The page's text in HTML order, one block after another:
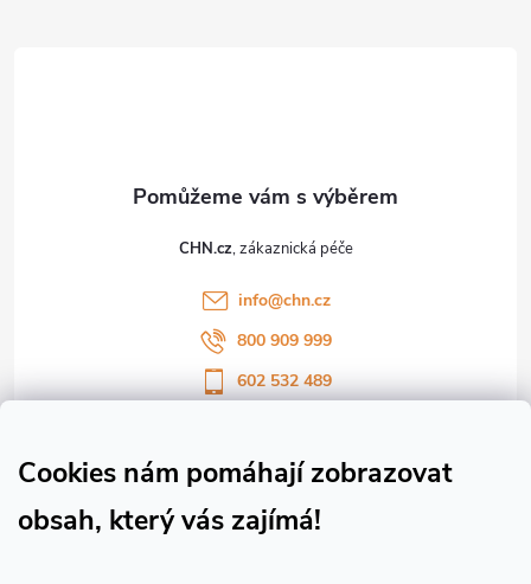
Cookies nám pomáhají zobrazovat
obsah, který vás zajímá!
CHN.cz
info@chn.cz
800 909 999
602 532 489
Sledujte náš vlog CHN_CZ